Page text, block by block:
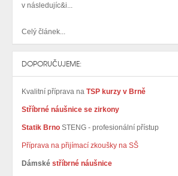
v následujíc&i...
Celý článek...
DOPORUČUJEME:
Kvalitní příprava na TSP kurzy v Brně
Stříbrné náušnice se zirkony
Statik Brno STENG - profesionální přístup
Příprava na přijímací zkoušky na SŠ
Dámské stříbrné náušnice